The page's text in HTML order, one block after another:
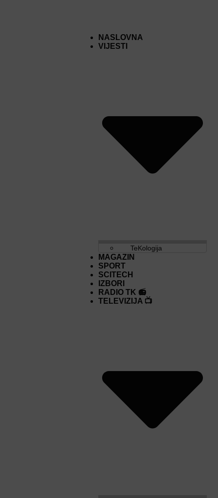
NASLOVNA
VIJESTI
TeKologija
MAGAZIN
SPORT
SCITECH
IZBORI
RADIO TK 📻
TELEVIZIJA 📺